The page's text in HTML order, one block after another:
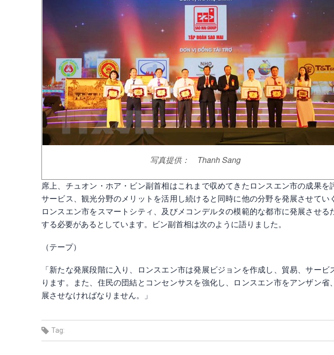
写真提供： Thanh Sang
席上、チュオン・ホア・ビン副首相はこれまで収めてきたロンスエン市の成果を
サービス、観光分野のメリットを活用し続けると同時に他の分野を発展させて
ロンスエン市をスマートシティ、及びメコンデルタの模範的な都市に発展させ
する必要があるとしています。ビン副首相は次のように語りました。
（テープ）
「新たな発展段階に入り、ロンスエン市は発展ビジョンを作成し、貿易、サー
ります。また、住民の団結とコンセンサスを強化し、ロンスエン市をアンザン
展させなければなりません。」
Tag: